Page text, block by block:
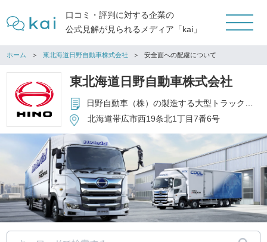
口コミ・評判に対する企業の
公式見解が見られるメディア「kai」
ホーム 東北海道日野自動車株式会社 安全面への配慮について
東北海道日野自動車株式会社
日野自動車（株）の製造する大型トラック・バスの販売 自動車部品・用品・オイルの販売 自動車分解整備 損害保険代理店業務
北海道帯広市西19条北1丁目7番6号